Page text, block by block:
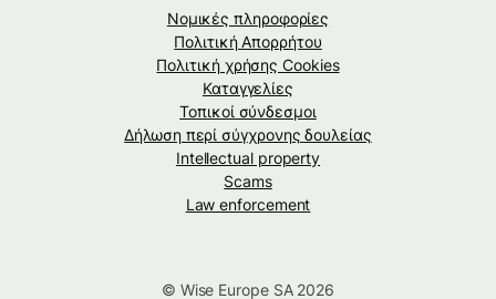
Νομικές πληροφορίες
Πολιτική Απορρήτου
Πολιτική χρήσης Cookies
Καταγγελίες
Τοπικοί σύνδεσμοι
Δήλωση περί σύγχρονης δουλείας
Intellectual property
Scams
Law enforcement
© Wise Europe SA 2026